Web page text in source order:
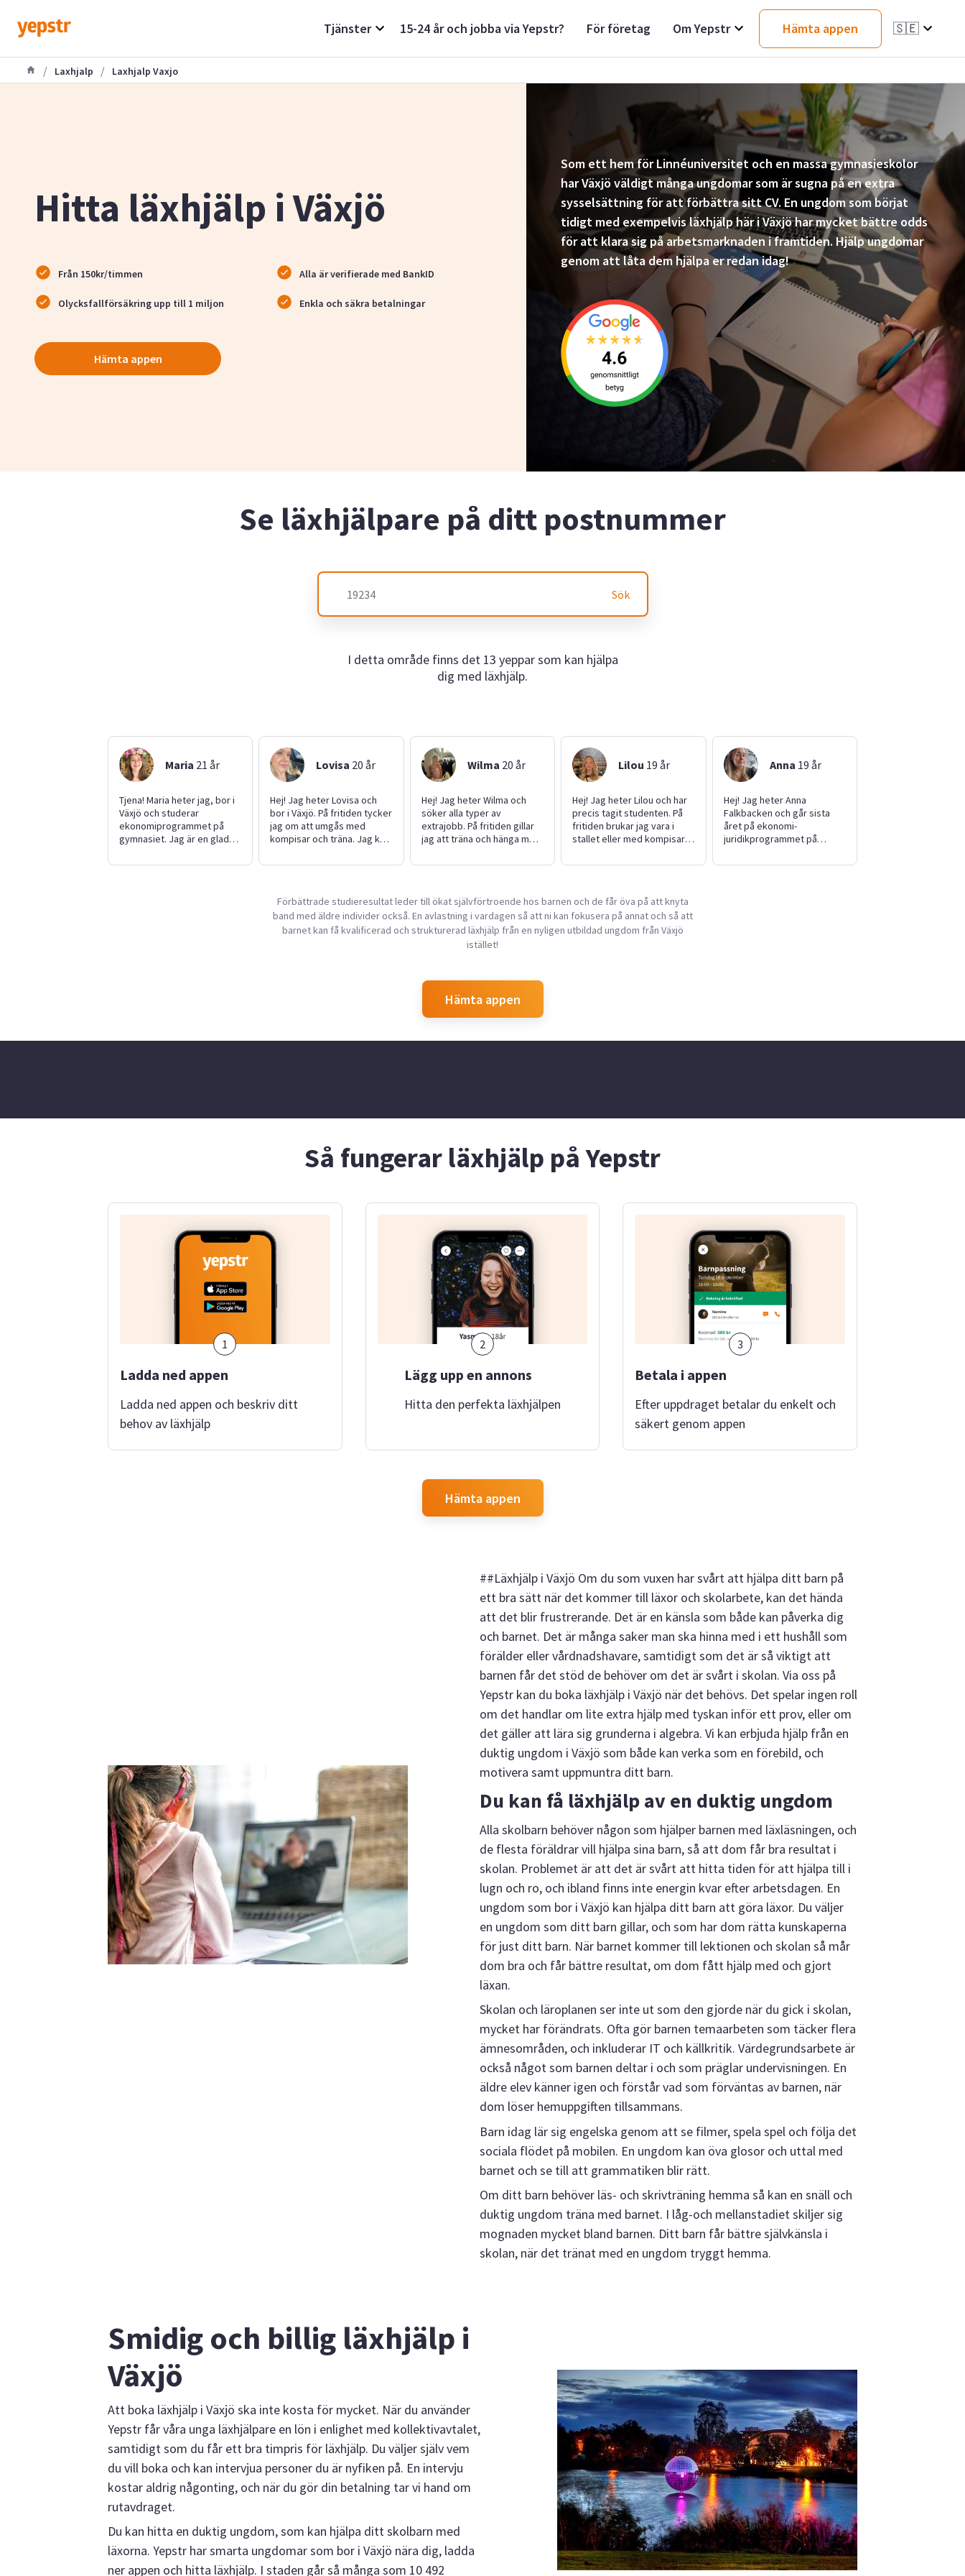
Tjänster 15-24 år och jobba via Yepstr? För företag Om Yepstr Hämta appen 🇸🇪
/ Laxhjalp / Laxhjalp Vaxjo
Hitta läxhjälp i Växjö
Från 150kr/timmen Alla är verifierade med BankID
Olycksfallförsäkring upp till 1 miljon Enkla och säkra betalningar
Hämta appen
Som ett hem för Linnéuniversitet och en massa gymnasieskolor
har Växjö väldigt många ungdomar som är sugna på en extra
sysselsättning för att förbättra sitt CV. En ungdom som börjat
tidigt med exempelvis läxhjälp här i Växjö har mycket bättre odds
för att klara sig på arbetsmarknaden i framtiden. Hjälp ungdomar
genom att låta dem hjälpa er redan idag!
Se läxhjälpare på ditt postnummer
Sök
I detta område finns det 13 yeppar som kan hjälpa
dig med läxhjälp.
Maria 21 år
Tjena! Maria heter jag, bor i
Växjö och studerar
ekonomiprogrammet på
gymnasiet. Jag är en glad
fritid gillar att träna och
skolan och har alltid varit
det. Därför kan jag även
hjälpa till med läxhjälp.
Speciellt med matte. Jag
söker jobb för att spara till
körkort och min framtid. Ha
en trevligt dag! Mvh, Maria
Lovisa 20 år
Hej! Jag heter Lovisa och
bor i Växjö. På fritiden tycker
jag om att umgås med
kompisar och träna. Jag kan
trädgårdsarbete, läxhjälp
för att jag är noggrann i det
jag gör, bra på att passa
tider och gillar verkligen att
Wilma 20 år
Hej! Jag heter Wilma och
söker alla typer av
extrajobb. På fritiden gillar
jag att träna och hänga med
trevlig tjej som gör mitt
och göra det som förväntas
av mig. Hör gärna av dig!
Lilou 19 år
Hej! Jag heter Lilou och har
precis tagit studenten. På
fritiden brukar jag vara i
stallet eller med kompisar.
och har bra tålamod med
både barnvakt och djurvakt.
Hör gärna av dig om du
behöver hjälp!
Anna 19 år
Hej! Jag heter Anna
Falkbacken och går sista
året på ekonomi-
juridikprogrammet på
gärna till med allt från
Förbättrade studieresultat leder till ökat självförtroende hos barnen och de får öva på att knyta
band med äldre individer också. En avlastning i vardagen så att ni kan fokusera på annat och så att
barnet kan få kvalificerad och strukturerad läxhjälp från en nyligen utbildad ungdom från Växjö
istället!
Hämta appen
Så fungerar läxhjälp på Yepstr
1
Ladda ned appen
Ladda ned appen och beskriv ditt
behov av läxhjälp
2
Lägg upp en annons
Hitta den perfekta läxhjälpen
3
Betala i appen
Efter uppdraget betalar du enkelt och
säkert genom appen
Hämta appen
##Läxhjälp i Växjö Om du som vuxen har svårt att hjälpa ditt barn på
ett bra sätt när det kommer till läxor och skolarbete, kan det hända
att det blir frustrerande. Det är en känsla som både kan påverka dig
och barnet. Det är många saker man ska hinna med i ett hushåll som
förälder eller vårdnadshavare, samtidigt som det är så viktigt att
barnen får det stöd de behöver om det är svårt i skolan. Via oss på
Yepstr kan du boka läxhjälp i Växjö när det behövs. Det spelar ingen roll
om det handlar om lite extra hjälp med tyskan inför ett prov, eller om
det gäller att lära sig grunderna i algebra. Vi kan erbjuda hjälp från en
duktig ungdom i Växjö som både kan verka som en förebild, och
motivera samt uppmuntra ditt barn.
Du kan få läxhjälp av en duktig ungdom
Alla skolbarn behöver någon som hjälper barnen med läxläsningen, och
de flesta föräldrar vill hjälpa sina barn, så att dom får bra resultat i
skolan. Problemet är att det är svårt att hitta tiden för att hjälpa till i
lugn och ro, och ibland finns inte energin kvar efter arbetsdagen. En
ungdom som bor i Växjö kan hjälpa ditt barn att göra läxor. Du väljer
en ungdom som ditt barn gillar, och som har dom rätta kunskaperna
för just ditt barn. När barnet kommer till lektionen och skolan så mår
dom bra och får bättre resultat, om dom fått hjälp med och gjort
läxan.
Skolan och läroplanen ser inte ut som den gjorde när du gick i skolan,
mycket har förändrats. Ofta gör barnen temaarbeten som täcker flera
ämnesområden, och inkluderar IT och källkritik. Värdegrundsarbete är
också något som barnen deltar i och som präglar undervisningen. En
äldre elev känner igen och förstår vad som förväntas av barnen, när
dom löser hemuppgiften tillsammans.
Barn idag lär sig engelska genom att se filmer, spela spel och följa det
sociala flödet på mobilen. En ungdom kan öva glosor och uttal med
barnet och se till att grammatiken blir rätt.
Om ditt barn behöver läs- och skrivträning hemma så kan en snäll och
duktig ungdom träna med barnet. I låg-och mellanstadiet skiljer sig
mognaden mycket bland barnen. Ditt barn får bättre självkänsla i
skolan, när det tränat med en ungdom tryggt hemma.
Smidig och billig läxhjälp i
Växjö
Att boka läxhjälp i Växjö ska inte kosta för mycket. När du använder
Yepstr får våra unga läxhjälpare en lön i enlighet med kollektivavtalet,
samtidigt som du får ett bra timpris för läxhjälp. Du väljer själv vem
du vill boka och kan intervjua personer du är nyfiken på. En intervju
kostar aldrig någonting, och när du gör din betalning tar vi hand om
rutavdraget.
Du kan hitta en duktig ungdom, som kan hjälpa ditt skolbarn med
läxorna. Yepstr har smarta ungdomar som bor i Växjö nära dig, ladda
ner appen och hitta läxhjälp. I staden går så många som 10 492